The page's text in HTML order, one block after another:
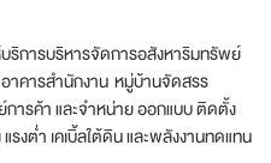
ริการบริหารจัดการอสังหาริมทรัพย์
าคารสำนักงาน หมู่บ้านจัดสรร
การค้า และจำหน่าย ออกแบบ ติดตั้ง
รงต่ำ เคเบิ้ลใต้ดิน และพลังงานทดแทน